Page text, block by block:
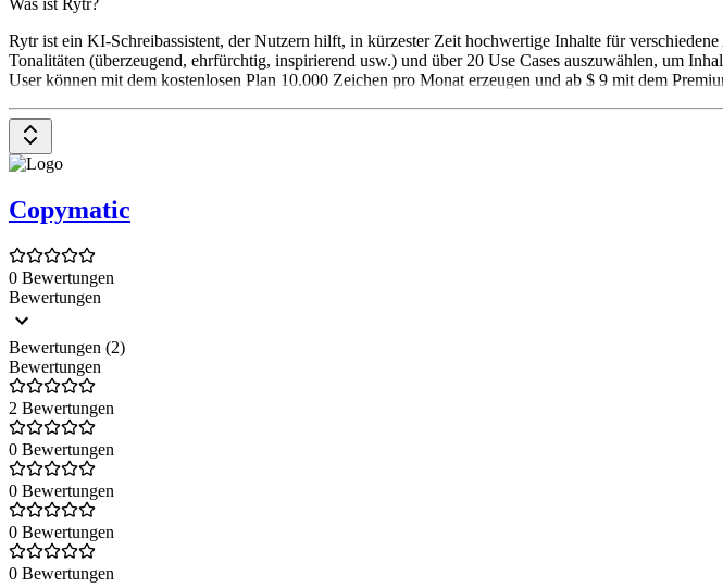
Was ist Rytr?
Rytr ist ein KI-Schreibassistent, der Nutzern hilft, in kürzester Zeit hochwertige Inhalte für
Tonalitäten (überzeugend, ehrfürchtig, inspirierend usw.) und über 20 Use Cases auszuwählen, um
User können mit dem kostenlosen Plan 10.000 Zeichen pro Monat erzeugen und ab $ 9 mit dem
Copymatic
0 Bewertungen
Bewertungen
Bewertungen (2)
Bewertungen
2 Bewertungen
0 Bewertungen
0 Bewertungen
0 Bewertungen
0 Bewertungen